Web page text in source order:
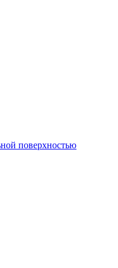
поверхностью